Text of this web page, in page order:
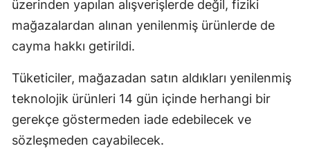
üzerinden yapılan alışverişlerde değil, fiziki
mağazalardan alınan yenilenmiş ürünlerde de
cayma hakkı getirildi.
Tüketiciler, mağazadan satın aldıkları yenilenmiş
teknolojik ürünleri 14 gün içinde herhangi bir
gerekçe göstermeden iade edebilecek ve
sözleşmeden cayabilecek.